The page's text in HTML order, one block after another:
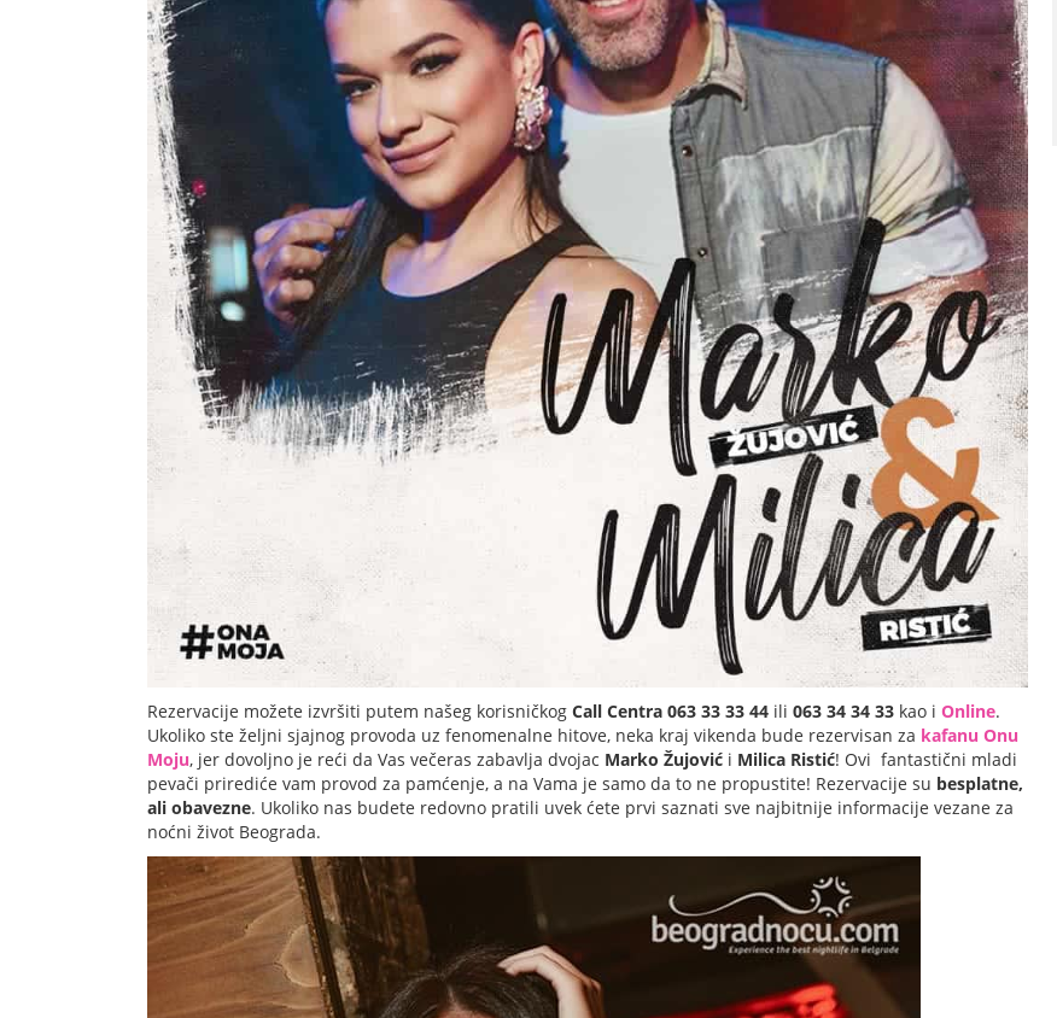
Rezervacije možete izvršiti putem našeg korisničkog Call Centra 063 33 33 44 ili 063 34 34 33 kao i Online.
Ukoliko ste željni sjajnog provoda uz fenomenalne hitove, neka kraj vikenda bude rezervisan za kafanu Onu
Moju, jer dovoljno je reći da Vas večeras zabavlja dvojac Marko Žujović i Milica Ristić! Ovi fantastični mladi
pevači prirediće vam provod za pamćenje, a na Vama je samo da to ne propustite! Rezervacije su besplatne,
ali obavezne. Ukoliko nas budete redovno pratili uvek ćete prvi saznati sve najbitnije informacije vezane za
noćni život Beograda.